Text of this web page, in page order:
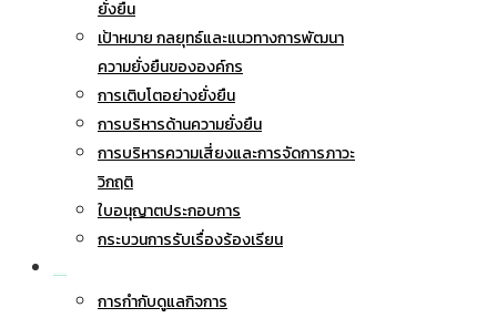
ยั่งยืน
เป้าหมาย กลยุทธ์และแนวทางการพัฒนา
ความยั่งยืนขององค์กร
การเติบโตอย่างยั่งยืน
การบริหารด้านความยั่งยืน
การบริหารความเสี่ยงและการจัดการภาวะ
วิกฤติ
ใบอนุญาตประกอบการ
กระบวนการรับเรื่องร้องเรียน
การกำกับดูแลกิจการ